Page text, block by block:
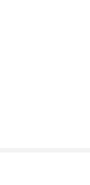
수
라 다양한 시험에 나오는
생들을 위한 교재입니다.
악하고 이를 활용하여
하고 다양한 유형의 수학